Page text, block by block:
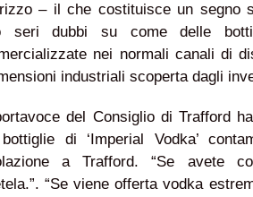
– il che costituisce un segno
seri dubbi su come delle
nei normali canali di
industriali scoperta dagli
del Consiglio di Trafford
di ‘Imperial Vodka’
a Trafford. “Se avete
“Se viene offerta vodka